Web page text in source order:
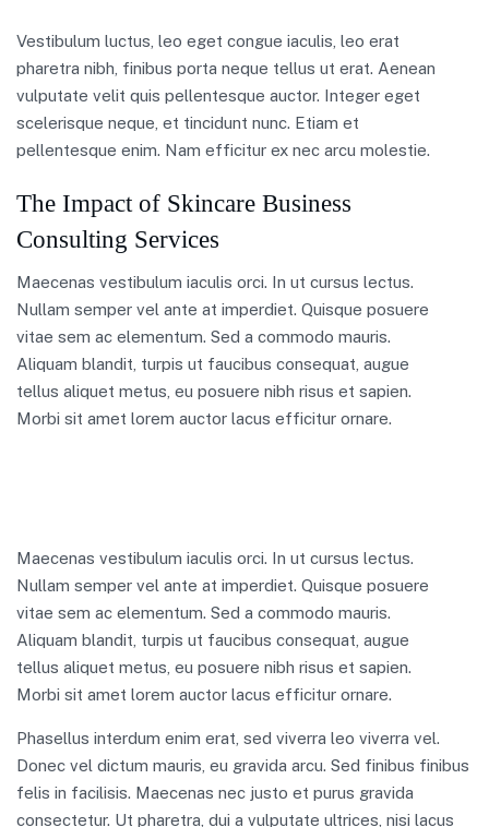
Vestibulum luctus, leo eget congue iaculis, leo erat
pharetra nibh, finibus porta neque tellus ut erat. Aenean
vulputate velit quis pellentesque auctor. Integer eget
scelerisque neque, et tincidunt nunc. Etiam et
pellentesque enim. Nam efficitur ex nec arcu molestie.
The Impact of Skincare Business
Consulting Services
Maecenas vestibulum iaculis orci. In ut cursus lectus.
Nullam semper vel ante at imperdiet. Quisque posuere
vitae sem ac elementum. Sed a commodo mauris.
Aliquam blandit, turpis ut faucibus consequat, augue
tellus aliquet metus, eu posuere nibh risus et sapien.
Morbi sit amet lorem auctor lacus efficitur ornare.
Maecenas vestibulum iaculis orci. In ut cursus lectus.
Nullam semper vel ante at imperdiet. Quisque posuere
vitae sem ac elementum. Sed a commodo mauris.
Aliquam blandit, turpis ut faucibus consequat, augue
tellus aliquet metus, eu posuere nibh risus et sapien.
Morbi sit amet lorem auctor lacus efficitur ornare.
Phasellus interdum enim erat, sed viverra leo viverra vel.
Donec vel dictum mauris, eu gravida arcu. Sed finibus finibus
felis in facilisis. Maecenas nec justo et purus gravida
consectetur. Ut pharetra, dui a vulputate ultrices, nisi lacus